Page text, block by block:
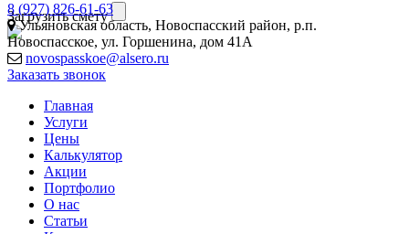
Загрузить смету
8 (927) 826-61-63
Ульяновская область, Новоспасский район, р.п.
Новоспасское, ул. Горшенина, дом 41А
novospasskoe@alsero.ru
Заказать звонок
Главная
Услуги
Цены
Калькулятор
Акции
Портфолио
О нас
Статьи